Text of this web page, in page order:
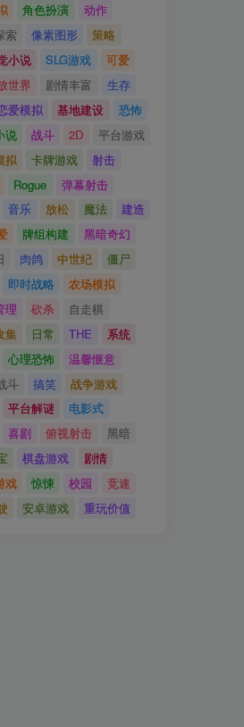
角色扮演
动作
索 像素图形
策略
小说 SLG游戏
可爱
世界 剧情丰富
生存
爱模拟 基地建设
恐怖
说 战斗 2D
平台游戏
拟 卡牌游戏
射击
Rogue
弹幕射击
音乐 放松 魔法
建造
牌组构建
黑暗奇幻
肉鸽 中世纪
僵尸
即时战略
农场模拟
理 砍杀
自走棋
集 日常 THE
系统
心理恐怖
温馨惬意
斗 搞笑
战争游戏
平台解谜
电影式
喜剧 俯视射击
黑暗
棋盘游戏
剧情
戏 惊悚 校园
竞速
安卓游戏 重玩价值